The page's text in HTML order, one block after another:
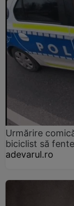
Urmărire
biciclist să
adevarul.ro